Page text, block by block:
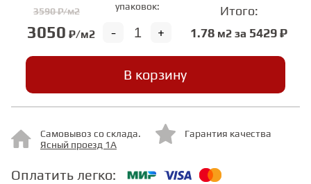
ИНЖЕНЕРНЫЙ МОДУЛЬ
СТУПЕНИ
МИНЕРАЛЬНО-КАМЕННЫЙ
ЛАМИНАТ MSPC
3590 ₽/м2
3050 ₽/м2
упаковок:
+
-
Итого:
1.78 м2 за 5429 ₽
В корзину
Самовывоз со склада.
Ясный проезд 1А
Гарантия качества
Оплатить легко: